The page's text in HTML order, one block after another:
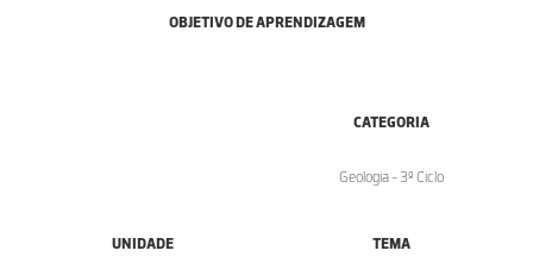
OBJETIVO DE APRENDIZAGEM
CATEGORIA
Geologia - 3º Ciclo
UNIDADE TEMA